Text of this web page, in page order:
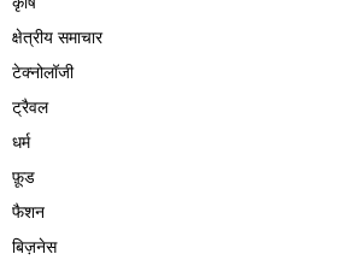
क्षेत्रीय समाचार
टेक्नोलॉजी
ट्रैवल
धर्म
फ़ूड
फैशन
बिज़नेस